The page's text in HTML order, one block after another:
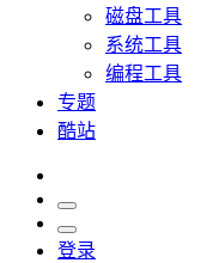
磁盘工具
系统工具
编程工具
专题
酷站
登录